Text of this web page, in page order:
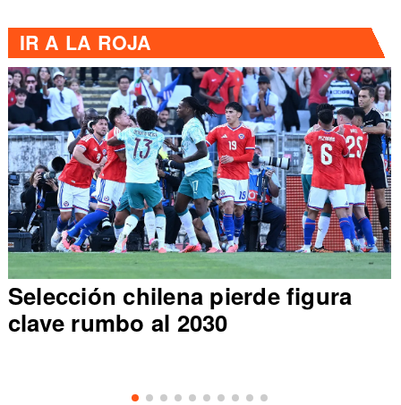
IR A LA ROJA
Selección chilena pierde figura
clave rumbo al 2030